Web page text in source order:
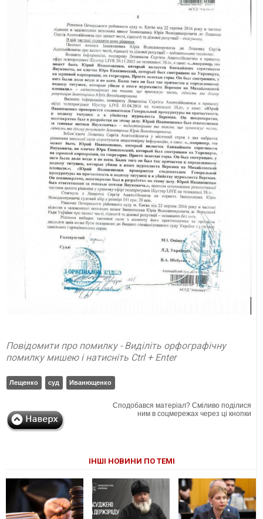
Повідомити про помилку - Виділіть орфографічну
помилку мишею і натисніть Ctrl + Enter
Лещенко суд Иванющенко
Сподобався матеріал? Сміливо поділися
ним в соцмережах через ці кнопки
ІНШІ НОВИНИ ПО ТЕМІ